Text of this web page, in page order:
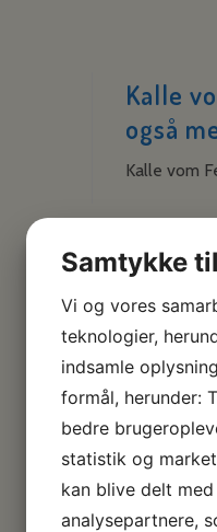
Kalle
også
Kalle vom
Vinder
Vinder af /
Klubs
Samtykke
Vi og vores
teknologier,
indsamle
formål, herunder:
bedre
statistik og
kan blive delt
analysepartnere,